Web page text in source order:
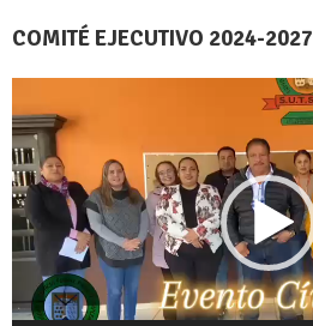
COMITÉ EJECUTIVO 2024-2027
de
vídeo